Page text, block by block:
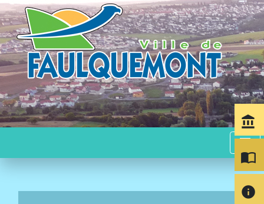
menu
account_balance
import_contacts
info